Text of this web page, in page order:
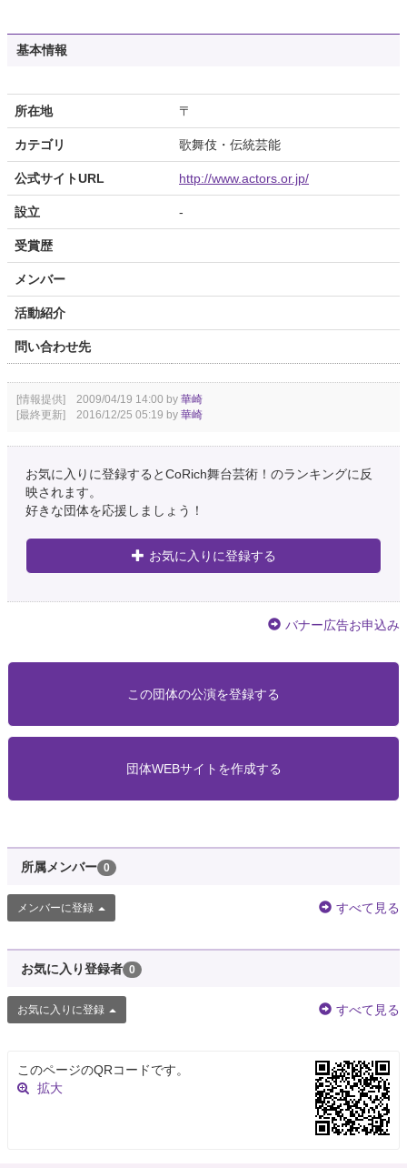
基本情報
所在地 〒
カテゴリ 歌舞伎・伝統芸能
公式サイトURL http://www.actors.or.jp/
設立 -
受賞歴
メンバー
活動紹介
問い合わせ先
[情報提供] 2009/04/19 14:00 by 華崎
[最終更新] 2016/12/25 05:19 by 華崎
お気に入りに登録するとCoRich舞台芸術！のランキングに反
映されます。
好きな団体を応援しましょう！
お気に入りに登録する
バナー広告お申込み
この団体の公演を登録する
団体WEBサイトを作成する
所属メンバー 0
メンバーに登録 すべて見る
お気に入り登録者 0
お気に入りに登録 すべて見る
このページのQRコードです。
拡大